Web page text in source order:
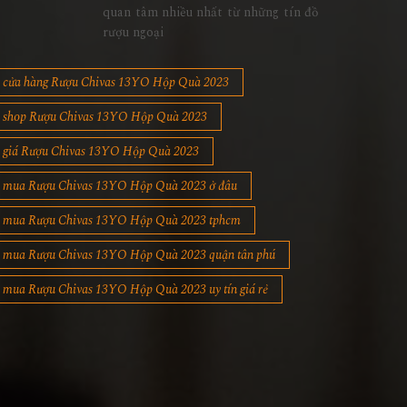
quan tâm nhiều nhất từ những tín đồ
rượu ngoại
cửa hàng Rượu Chivas 13YO Hộp Quà 2023
shop Rượu Chivas 13YO Hộp Quà 2023
giá Rượu Chivas 13YO Hộp Quà 2023
mua Rượu Chivas 13YO Hộp Quà 2023 ở đâu
mua Rượu Chivas 13YO Hộp Quà 2023 tphcm
mua Rượu Chivas 13YO Hộp Quà 2023 quận tân phú
mua Rượu Chivas 13YO Hộp Quà 2023 uy tín giá rẻ